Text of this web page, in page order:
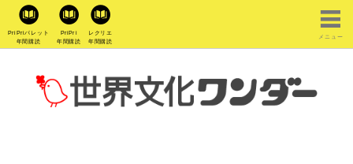
PriPriパレット
年間購読
PriPri
年間購読
レクリエ
年間購読
メニュー